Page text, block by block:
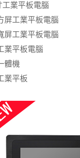
工業平板電腦
屏工業平板電腦
屏工業平板電腦
業平板電腦
體機
業平板